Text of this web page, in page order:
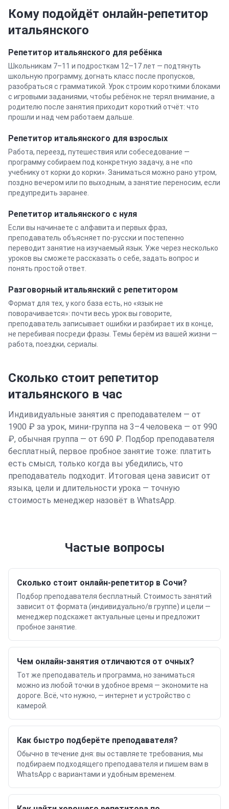
Кому подойдёт онлайн-репетитор
итальянского
Репетитор итальянского для ребёнка
Школьникам 7–11 и подросткам 12–17 лет — подтянуть
школьную программу, догнать класс после пропусков,
разобраться с грамматикой. Урок строим короткими блоками
с игровыми заданиями, чтобы ребёнок не терял внимание, а
родителю после занятия приходит короткий отчёт: что
прошли и над чем работаем дальше.
Репетитор итальянского для взрослых
Работа, переезд, путешествия или собеседование —
программу собираем под конкретную задачу, а не «по
учебнику от корки до корки». Заниматься можно рано утром,
поздно вечером или по выходным, а занятие переносим, если
предупредить заранее.
Репетитор итальянского с нуля
Если вы начинаете с алфавита и первых фраз,
преподаватель объясняет по-русски и постепенно
переводит занятие на изучаемый язык. Уже через несколько
уроков вы сможете рассказать о себе, задать вопрос и
понять простой ответ.
Разговорный итальянский с репетитором
Формат для тех, у кого база есть, но «язык не
поворачивается»: почти весь урок вы говорите,
преподаватель записывает ошибки и разбирает их в конце,
не перебивая посреди фразы. Темы берём из вашей жизни —
работа, поездки, сериалы.
Сколько стоит репетитор
итальянского в час
Индивидуальные занятия с преподавателем — от
1900 ₽ за урок, мини-группа на 3–4 человека — от 990
₽, обычная группа — от 690 ₽. Подбор преподавателя
бесплатный, первое пробное занятие тоже: платить
есть смысл, только когда вы убедились, что
преподаватель подходит. Итоговая цена зависит от
языка, цели и длительности урока — точную
стоимость менеджер назовёт в WhatsApp.
Частые вопросы
Сколько стоит онлайн-репетитор в Сочи?
Подбор преподавателя бесплатный. Стоимость занятий
зависит от формата (индивидуально/в группе) и цели —
менеджер подскажет актуальные цены и предложит
пробное занятие.
Чем онлайн-занятия отличаются от очных?
Тот же преподаватель и программа, но заниматься
можно из любой точки в удобное время — экономите на
дороге. Всё, что нужно, — интернет и устройство с
камерой.
Как быстро подберёте преподавателя?
Обычно в течение дня: вы оставляете требования, мы
подбираем подходящего преподавателя и пишем вам в
WhatsApp с вариантами и удобным временем.